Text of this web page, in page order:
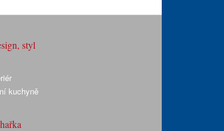
styl
kuchyně